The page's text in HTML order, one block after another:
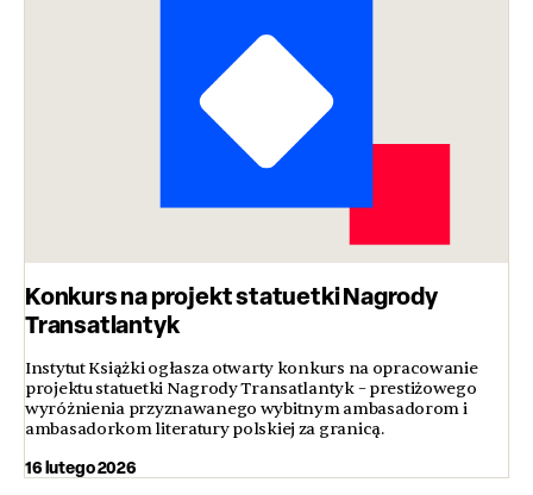
Konkurs na projekt statuetki Nagrody
Transatlantyk
Instytut Książki ogłasza otwarty konkurs na opracowanie
projektu statuetki Nagrody Transatlantyk – prestiżowego
wyróżnienia przyznawanego wybitnym ambasadorom i
ambasadorkom literatury polskiej za granicą.
16 lutego 2026